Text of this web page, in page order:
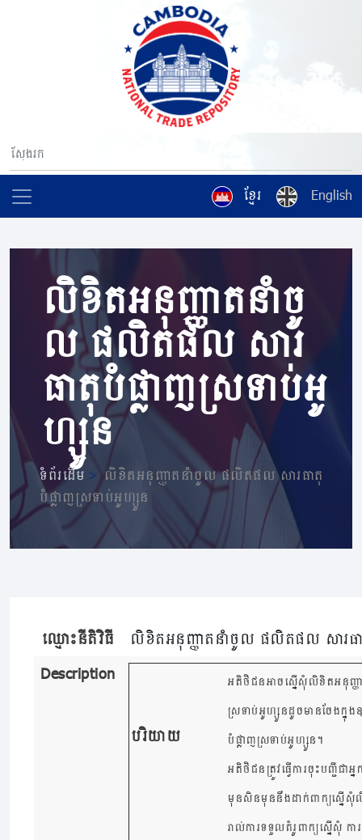
ខ្មែរ English
លិខិតអនុញ្ញាតនាំចូ
ល ផលិតផល សារ
ធាតុបំផ្លាញស្រទាប់អូ
ហ្សូន
ទំព័រដើម>លិខិតអនុញ្ញាតនាំចូល ផលិតផល សារធាតុ
បំផ្លាញស្រទាប់អូហ្សូន
ឈ្មោះនីតិវិធី
លិខិតអនុញ្ញាតនាំចូល ផលិតផល សារធា
Description
បរិយាយ
អតិថិជនអាចស្នើសុំលិខិតអនុញ្
ស្រទាប់អូហ្សូនដូចមានចែងក្នុ
បំផ្លាញស្រទាប់អូហ្សូន។
អតិថិជនត្រូវធ្វើការចុះបញ្ជី
មុនសិនមុននឹងដាក់ពាក្យស្នើសុំ
រាល់ការទទួលគំរូពាក្យស្នើសុំ ក